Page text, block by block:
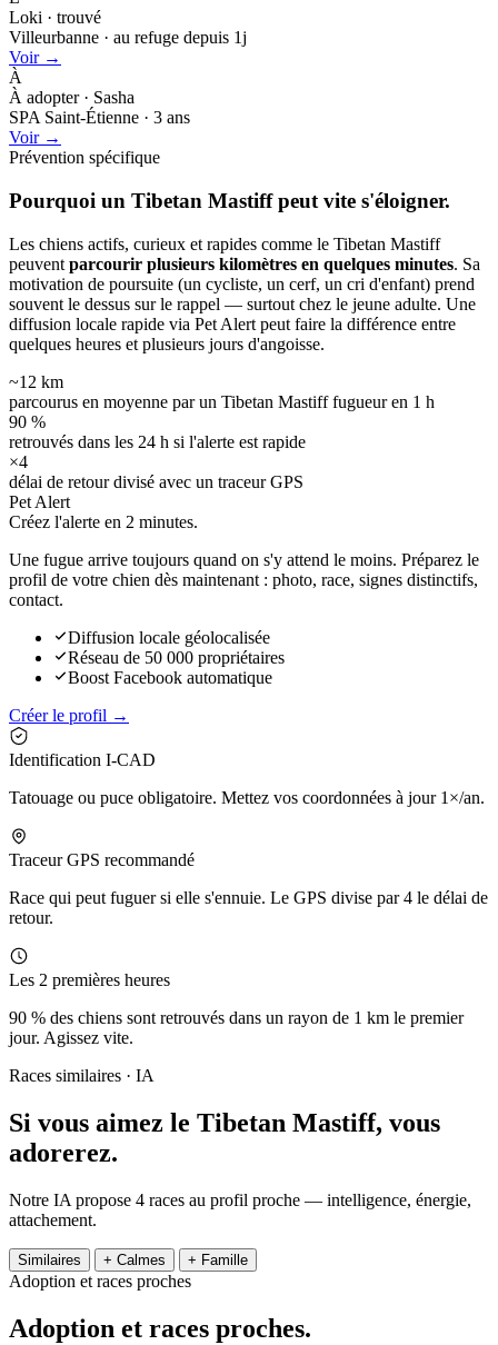
Loki · trouvé
Villeurbanne · au refuge depuis 1j
Voir →
À
À adopter · Sasha
SPA Saint-Étienne · 3 ans
Voir →
Prévention spécifique
Pourquoi un Tibetan Mastiff peut vite s'éloigner.
Les chiens actifs, curieux et rapides comme le Tibetan Mastiff
peuvent parcourir plusieurs kilomètres en quelques minutes. Sa
motivation de poursuite (un cycliste, un cerf, un cri d'enfant) prend
souvent le dessus sur le rappel — surtout chez le jeune adulte. Une
diffusion locale rapide via Pet Alert peut faire la différence entre
quelques heures et plusieurs jours d'angoisse.
~12 km
parcourus en moyenne par un Tibetan Mastiff fugueur en 1 h
90 %
retrouvés dans les 24 h si l'alerte est rapide
×4
délai de retour divisé avec un traceur GPS
Pet Alert
Créez l'alerte en 2 minutes.
Une fugue arrive toujours quand on s'y attend le moins. Préparez le
profil de votre chien dès maintenant : photo, race, signes distinctifs,
contact.
Diffusion locale géolocalisée
Réseau de 50 000 propriétaires
Boost Facebook automatique
Créer le profil →
Identification I-CAD
Tatouage ou puce obligatoire. Mettez vos coordonnées à jour 1×/an.
Traceur GPS recommandé
Race qui peut fuguer si elle s'ennuie. Le GPS divise par 4 le délai de
retour.
Les 2 premières heures
90 % des chiens sont retrouvés dans un rayon de 1 km le premier
jour. Agissez vite.
Races similaires · IA
Si vous aimez le Tibetan Mastiff, vous
adorerez.
Notre IA propose 4 races au profil proche — intelligence, énergie,
attachement.
Similaires + Calmes + Famille
Adoption et races proches
Adoption et races proches.